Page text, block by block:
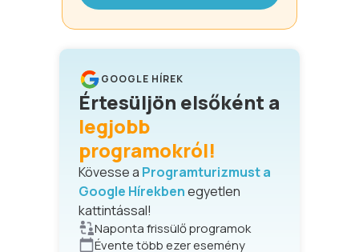
GOOGLE HÍREK
Értesüljön elsőként a
legjobb
programokról!
Kövesse a Programturizmust a
Google Hírekbenegyetlen
kattintással!
Naponta frissülő programok
Évente több ezer esemény